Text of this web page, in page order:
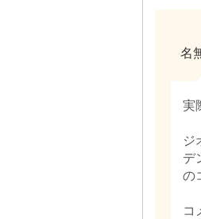
名
実
ジ
デ
の
コ